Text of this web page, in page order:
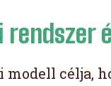
modell célja,